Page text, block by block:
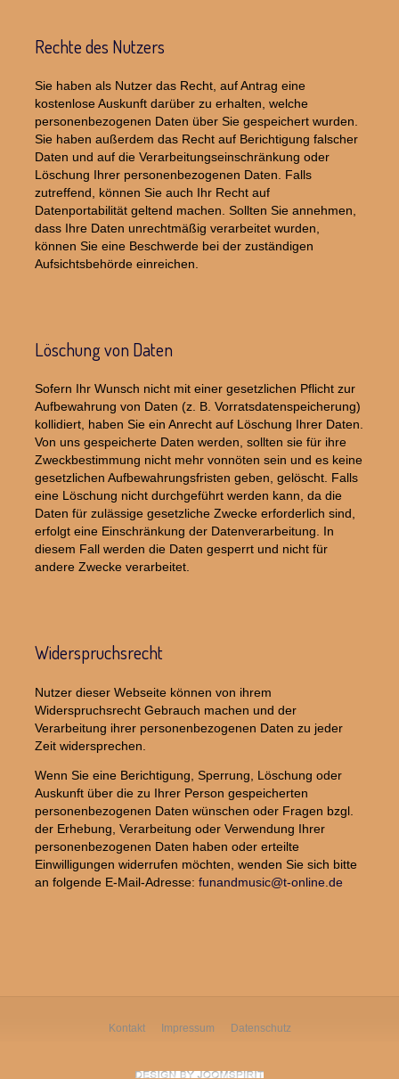
Rechte des Nutzers
Sie haben als Nutzer das Recht, auf Antrag eine
kostenlose Auskunft darüber zu erhalten, welche
personenbezogenen Daten über Sie gespeichert wurden.
Sie haben außerdem das Recht auf Berichtigung falscher
Daten und auf die Verarbeitungseinschränkung oder
Löschung Ihrer personenbezogenen Daten. Falls
zutreffend, können Sie auch Ihr Recht auf
Datenportabilität geltend machen. Sollten Sie annehmen,
dass Ihre Daten unrechtmäßig verarbeitet wurden,
können Sie eine Beschwerde bei der zuständigen
Aufsichtsbehörde einreichen.
Löschung von Daten
Sofern Ihr Wunsch nicht mit einer gesetzlichen Pflicht zur
Aufbewahrung von Daten (z. B. Vorratsdatenspeicherung)
kollidiert, haben Sie ein Anrecht auf Löschung Ihrer Daten.
Von uns gespeicherte Daten werden, sollten sie für ihre
Zweckbestimmung nicht mehr vonnöten sein und es keine
gesetzlichen Aufbewahrungsfristen geben, gelöscht. Falls
eine Löschung nicht durchgeführt werden kann, da die
Daten für zulässige gesetzliche Zwecke erforderlich sind,
erfolgt eine Einschränkung der Datenverarbeitung. In
diesem Fall werden die Daten gesperrt und nicht für
andere Zwecke verarbeitet.
Widerspruchsrecht
Nutzer dieser Webseite können von ihrem
Widerspruchsrecht Gebrauch machen und der
Verarbeitung ihrer personenbezogenen Daten zu jeder
Zeit widersprechen.
Wenn Sie eine Berichtigung, Sperrung, Löschung oder
Auskunft über die zu Ihrer Person gespeicherten
personenbezogenen Daten wünschen oder Fragen bzgl.
der Erhebung, Verarbeitung oder Verwendung Ihrer
personenbezogenen Daten haben oder erteilte
Einwilligungen widerrufen möchten, wenden Sie sich bitte
an folgende E-Mail-Adresse: funandmusic@t-online.de
Kontakt Impressum Datenschutz